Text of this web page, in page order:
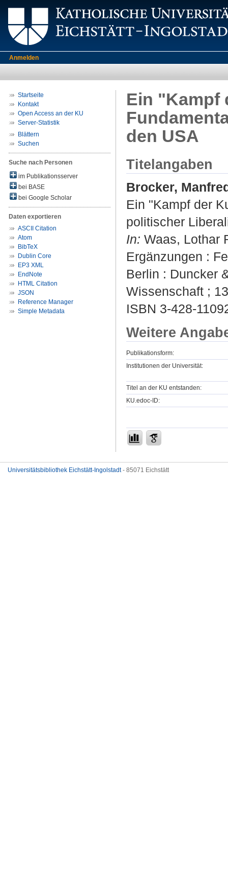
Anmelden
Startseite
Kontakt
Open Access an der KU
Server-Statistik
Blättern
Suchen
Suche nach Personen
im Publikationsserver
bei BASE
bei Google Scholar
Daten exportieren
ASCII Citation
Atom
BibTeX
Dublin Core
EP3 XML
EndNote
HTML Citation
JSON
Reference Manager
Simple Metadata
Ein "Kampf
den USA
Titelangaben
Brocker,
Ein "Kampf der
politischer
In: Waas, Lothar
Ergänzungen :
Berlin : Duncker
Wissenschaft ;
ISBN 3-428-
Weitere
Publikationsform:
Institutionen der Universität:
Titel an der KU entstanden:
KU.edoc-ID:
Universitätsbibliothek Eichstätt-Ingolstadt- 85071 Eichstätt